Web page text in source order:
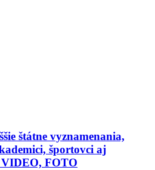
štátne vyznamenania,
športovci aj
FOTO